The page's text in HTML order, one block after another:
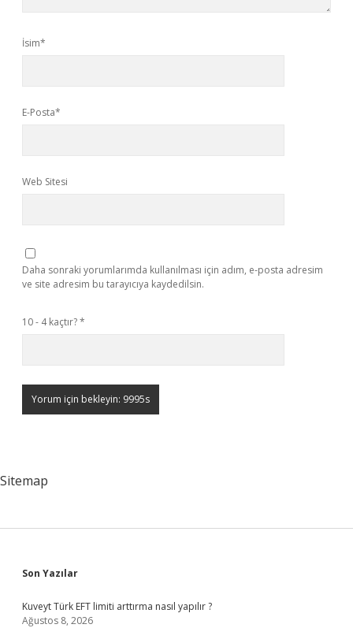
İsim*
E-Posta*
Web Sitesi
Daha sonraki yorumlarımda kullanılması için adım, e-posta adresim
ve site adresim bu tarayıcıya kaydedilsin.
10 - 4 kaçtır?*
Sitemap
Sidebar
Son Yazılar
Kuveyt Türk EFT limiti arttırma nasıl yapılır ?
Ağustos 8, 2026